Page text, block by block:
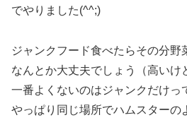
でやりました(^^;)
ジャンクフード食べたらその分野
なんとか大丈夫でしょう（高いけ
一番よくないのはジャンクだけっ
やっぱり同じ場所でハムスターの